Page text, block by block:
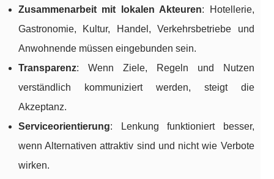
Zusammenarbeit mit lokalen Akteuren: Hotellerie,
Gastronomie, Kultur, Handel, Verkehrsbetriebe und
Anwohnende müssen eingebunden sein.
Transparenz: Wenn Ziele, Regeln und Nutzen
verständlich kommuniziert werden, steigt die
Akzeptanz.
Serviceorientierung: Lenkung funktioniert besser,
wenn Alternativen attraktiv sind und nicht wie Verbote
wirken.